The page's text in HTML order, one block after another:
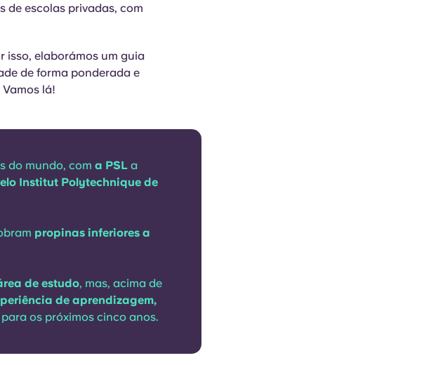
de escolas privadas, com
isso, elaborámos um guia
de forma ponderada e
Vamos lá!
do mundo, com a PSL a
Institut Polytechnique de
propinas inferiores a
de estudo, mas, acima de
de aprendizagem,
para os próximos cinco anos.